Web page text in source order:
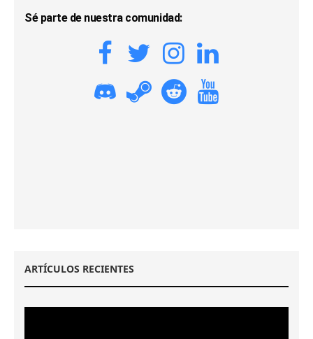
Sé parte de nuestra comunidad:
ARTÍCULOS RECIENTES